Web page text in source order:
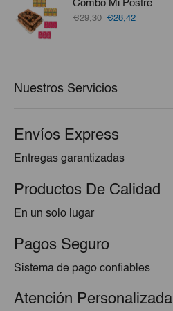
€1,60. €1,36.
Combo Mi Postre
€29,30 El
€28,42El
Nuestros Servicios
Envíos Express
Entregas garantizadas
Productos De Calidad
En un solo lugar
Pagos Seguro
Sistema de pago confiables
Atención Personalizada